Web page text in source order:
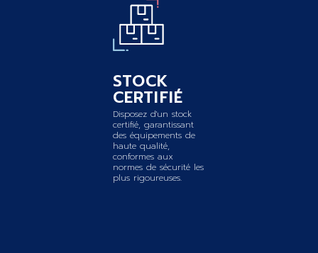
STOCK
CERTIFIÉ
Disposez d'un stock
certifié, garantissant
des équipements de
haute qualité,
conformes aux
normes de sécurité les
plus rigoureuses.